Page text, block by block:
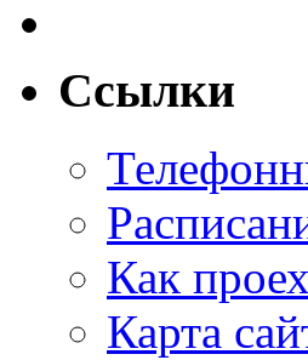
Ссылки
Как
Карта